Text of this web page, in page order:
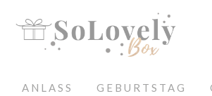
ANLASS GEBURTSTAG